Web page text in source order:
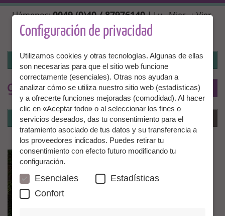
Pasar
contenido
principal
Llámenos:0049 (0)40 / 87976140| Lu., Mier. + Vier.
10:00 - 14:00 hrs, Mar. + Juev. 14:00 - 18:00 hrs |
info@granny-aupair.com
Iniciar la sesión
ES
Iniciar la sesión Menú
Configuración de privacidad
Utilizamos cookies y otras tecnologías. Algunas de ellas
son necesarias para que el sitio web funcione
correctamente (esenciales). Otras nos ayudan a
analizar cómo se utiliza nuestro sitio web (estadísticas)
y a ofrecerte funciones mejoradas (comodidad). Al hacer
clic en «Aceptar todo» o al seleccionar los fines o
servicios deseados, das tu consentimiento para el
tratamiento asociado de tus datos y su transferencia a
los proveedores indicados. Puedes retirar tu
consentimiento con efecto futuro modificando tu
configuración.
Esenciales
Estadísticas
Confort